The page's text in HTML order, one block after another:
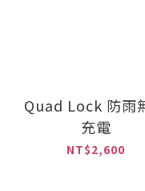
Quad Lock 防雨
充電
NT$2,600